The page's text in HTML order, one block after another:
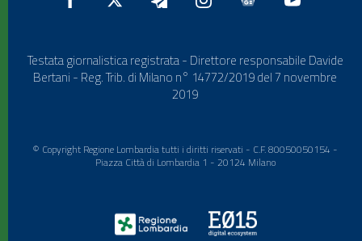
Testata giornalistica registrata - Direttore responsabile Davide
Bertani - Reg. Trib. di Milano n° 14772/2019 del 7 novembre
2019
© Copyright Regione Lombardia tutti i diritti riservati - C.F. 80050050154 -
Piazza Città di Lombardia 1 - 20124 Milano